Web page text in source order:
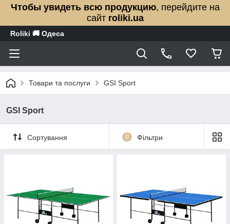
Чтобы увидеть всю продукцию, перейдите на
сайт roliki.ua
Roliki 🚚 Одеса
Товари та послуги GSI Sport
GSI Sport
Сортування 0 Фільтри